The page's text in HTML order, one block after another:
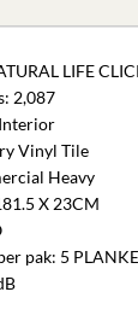
LIFE
2,087
Vinyl Tile
Heavy
X 23CM
pak: 5